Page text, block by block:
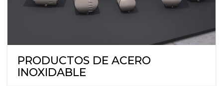
PRODUCTOS DE ACERO
INOXIDABLE